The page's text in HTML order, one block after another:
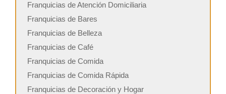
Franquicias de Atención Domiciliaria
Franquicias de Bares
Franquicias de Belleza
Franquicias de Café
Franquicias de Comida
Franquicias de Comida Rápida
Franquicias de Decoración y Hogar